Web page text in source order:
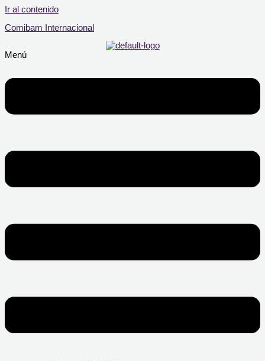
Ir al contenido
Comibam Internacional
Menú